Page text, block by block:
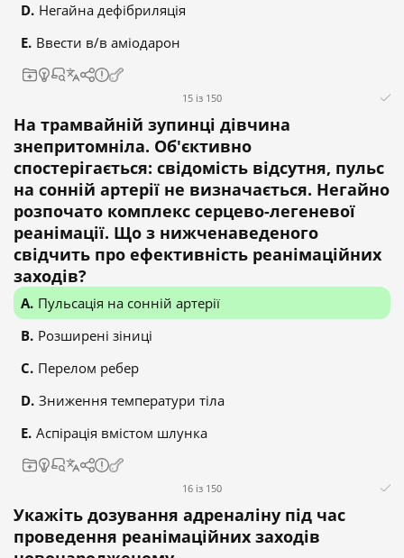
Негайна дефібриляція
Ввести в/в аміодарон
15 із 150
На трамвайній зупинці дівчина
знепритомніла. Об'єктивно
спостерігається: свідомість відсутня, пульс
на сонній артерії не визначається. Негайно
розпочато комплекс серцево-легеневої
реанімації. Що з нижченаведеного
свідчить про ефективність реанімаційних
заходів?
Пульсація на сонній артерії
Розширені зіниці
Перелом ребер
Зниження температури тіла
Аспірація вмістом шлунка
16 із 150
Укажіть дозування адреналіну під час
проведення реанімаційних заходів